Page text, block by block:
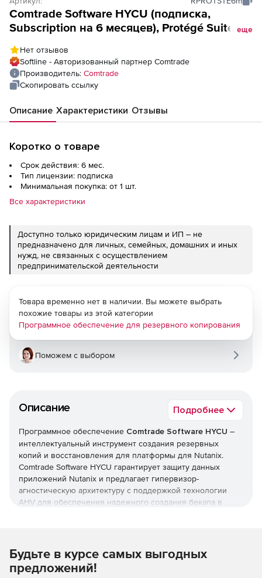
Comtrade Software HYCU (подписка,
Subscription на 6 месяцев), Protégé Suite - 1
еще
Нет отзывов
Softline - Авторизованный партнер Comtrade
Производитель: Comtrade
Скопировать ссылку
Описание Характеристики Отзывы
Коротко о товаре
Срок действия: 6 мес.
Тип лицензии: подписка
Минимальная покупка: от 1 шт.
Все характеристики
Доступно только юридическим лицам и ИП – не
предназначено для личных, семейных, домашних и иных
нужд, не связанных с осуществлением
предпринимательской деятельности
Описание Подробнее
Программное обеспечение Comtrade Software HYCU –
интеллектуальный инструмент создания резервных
копий и восстановления для платформы для Nutanix.
Comtrade Software HYCU гарантирует защиту данных
приложений Nutanix и предлагает гипервизор-
агностическую архитектуру с поддержкой технологии
AHV для обеспечения надежного создания бекапа в
Товара временно нет в наличии. Вы можете выбрать
похожие товары из этой категории
Программное обеспечение для резервного копирования
Поможем с выбором
Будьте в курсе самых выгодных
предложений!